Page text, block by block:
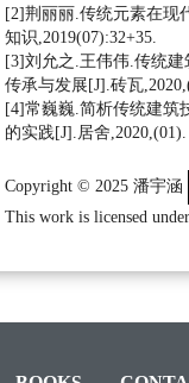
[2]荆丽丽.传统元素在现
知识,2019(07):32+35.
[3]刘允之.王伟伟.传统
传承与发展[J].砖瓦
[4]常巍巍.简析传统建筑
的实践[J].居舍,2020,(01).
Copyright © 2025 潘宇涵
This work is licensed